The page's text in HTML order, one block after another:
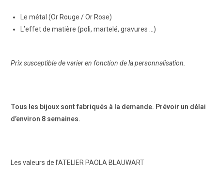
Le métal (Or Rouge / Or Rose)
L’effet de matière (poli, martelé, gravures …)
Prix susceptible de varier en fonction de la personnalisation.
Tous les bijoux sont fabriqués à la demande. Prévoir un délai
d’environ 8 semaines.
Les valeurs de l’ATELIER PAOLA BLAUWART